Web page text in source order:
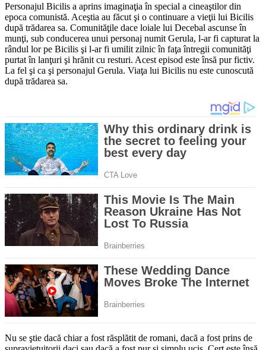
Personajul Bicilis a aprins imaginaţia în special a cineaştilor din
epoca comunistă. Aceştia au făcut şi o continuare a vieţii lui Bicilis
după trădarea sa. Comunităţile dace loiale lui Decebal ascunse în
munţi, sub conducerea unui personaj numit Gerula, l-ar fi capturat la
rândul lor pe Bicilis şi l-ar fi umilit zilnic în faţa întregii comunităţi
purtat în lanţuri şi hrănit cu resturi. Acest episod este însă pur fictiv.
La fel şi ca şi personajul Gerula. Viaţa lui Bicilis nu este cunoscută
după trădarea sa.
Nu se ştie dacă chiar a fost răsplătit de romani, dacă a fost prins de